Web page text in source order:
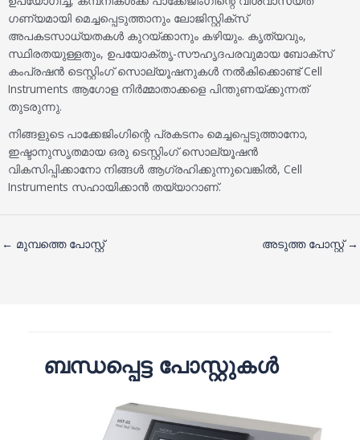
ഗണ്യമായി മെച്ചപ്പെടുത്താനും ലോജിസ്റ്റിക്സ്
അപകടസാധ്യതകൾ കുറയ്ക്കാനും കഴിയും. കൃത്യവും,
സ്ഥിരതയുള്ളതും, ഉപയോക്തൃ-സൗഹൃദപരവുമായ ബോക്സ്
കംപ്രഷൻ ടെസ്റ്റിംഗ് സൊല്യൂഷനുകൾ നൽകിക്കൊണ്ട് Cell
Instruments ആഗോള നിർമ്മാതാക്കളെ പിന്തുണയ്ക്കുന്നത്
തുടരുന്നു.
നിങ്ങളുടെ പാക്കേജിംഗിന്റെ പ്രകടനം മെച്ചപ്പെടുത്താനോ,
ഇഷ്ടാനുസൃതമായ ഒരു ടെസ്റ്റിംഗ് സൊല്യൂഷൻ
വികസിപ്പിക്കാനോ നിങ്ങൾ ആഗ്രഹിക്കുന്നുവെങ്കിൽ, Cell
Instruments സഹായിക്കാൻ തയ്യാറാണ്.
← മുമ്പത്തെ പോസ്റ്റ് അടുത്ത പോസ്റ്റ്→
ബന്ധപ്പെട്ട പോസ്റ്റുകൾ